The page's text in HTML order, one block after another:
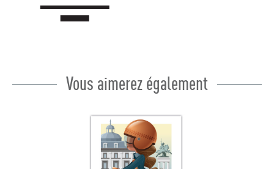
Vous aimerez également